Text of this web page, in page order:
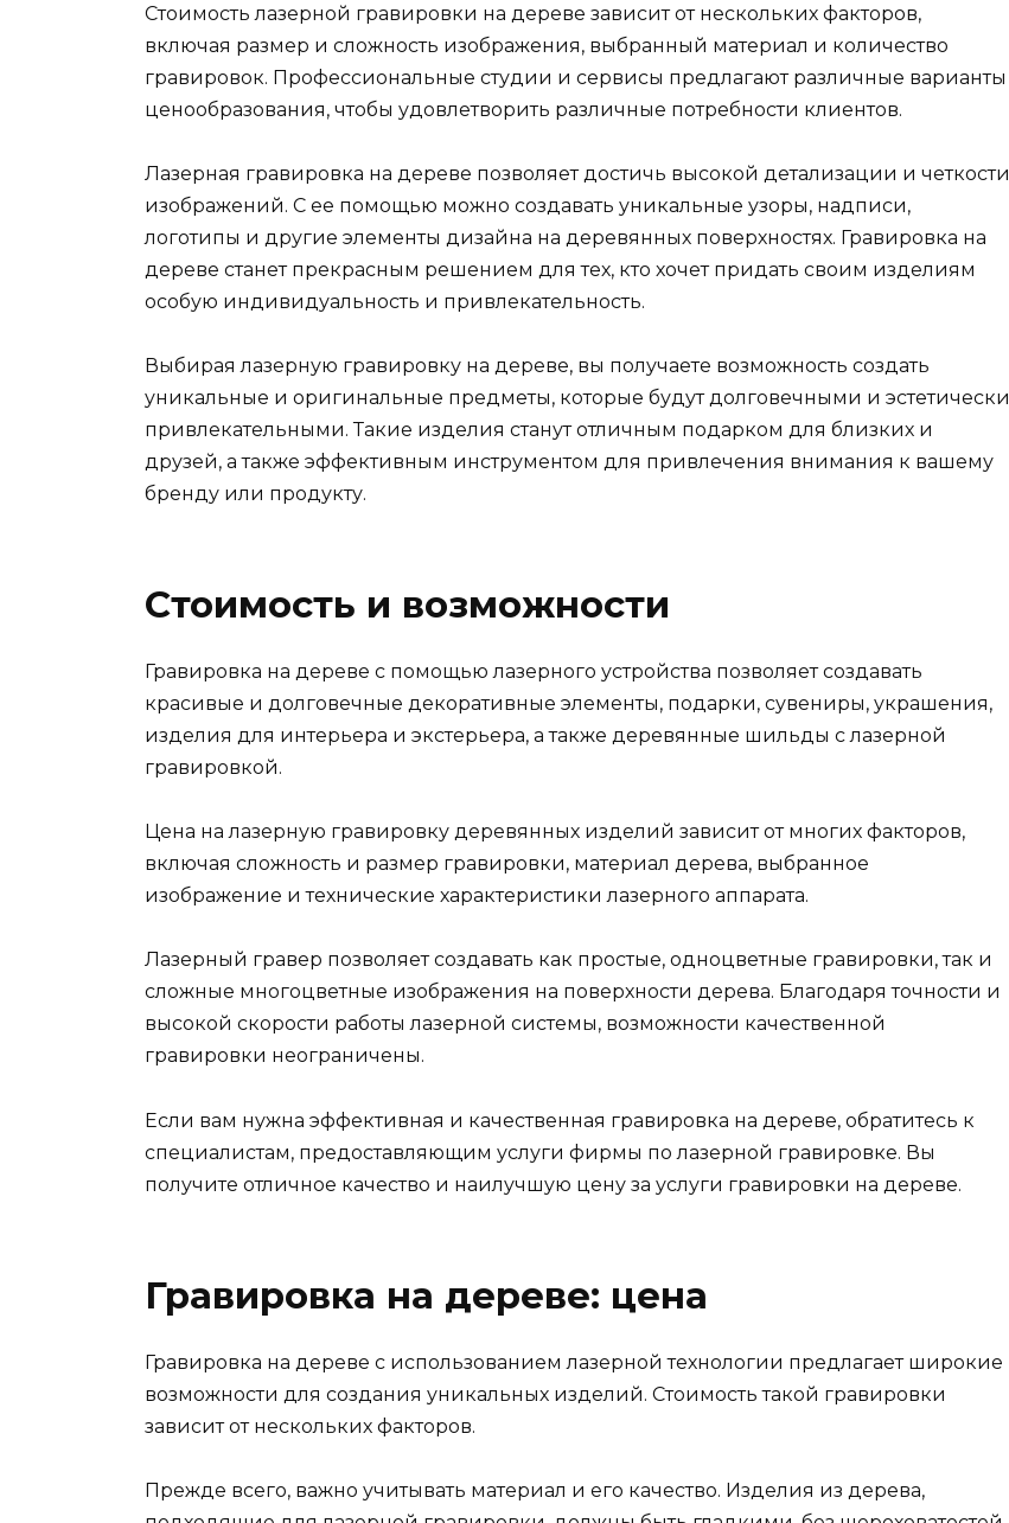
Стоимость лазерной гравировки на дереве зависит от нескольких факторов,
включая размер и сложность изображения, выбранный материал и количество
гравировок. Профессиональные студии и сервисы предлагают различные варианты
ценообразования, чтобы удовлетворить различные потребности клиентов.
Лазерная гравировка на дереве позволяет достичь высокой детализации и четкости
изображений. С ее помощью можно создавать уникальные узоры, надписи,
логотипы и другие элементы дизайна на деревянных поверхностях. Гравировка на
дереве станет прекрасным решением для тех, кто хочет придать своим изделиям
особую индивидуальность и привлекательность.
Выбирая лазерную гравировку на дереве, вы получаете возможность создать
уникальные и оригинальные предметы, которые будут долговечными и эстетически
привлекательными. Такие изделия станут отличным подарком для близких и
друзей, а также эффективным инструментом для привлечения внимания к вашему
бренду или продукту.
Стоимость и возможности
Гравировка на дереве с помощью лазерного устройства позволяет создавать
красивые и долговечные декоративные элементы, подарки, сувениры, украшения,
изделия для интерьера и экстерьера, а также деревянные шильды с лазерной
гравировкой.
Цена на лазерную гравировку деревянных изделий зависит от многих факторов,
включая сложность и размер гравировки, материал дерева, выбранное
изображение и технические характеристики лазерного аппарата.
Лазерный гравер позволяет создавать как простые, одноцветные гравировки, так и
сложные многоцветные изображения на поверхности дерева. Благодаря точности и
высокой скорости работы лазерной системы, возможности качественной
гравировки неограничены.
Если вам нужна эффективная и качественная гравировка на дереве, обратитесь к
специалистам, предоставляющим услуги фирмы по лазерной гравировке. Вы
получите отличное качество и наилучшую цену за услуги гравировки на дереве.
Гравировка на дереве: цена
Гравировка на дереве с использованием лазерной технологии предлагает широкие
возможности для создания уникальных изделий. Стоимость такой гравировки
зависит от нескольких факторов.
Прежде всего, важно учитывать материал и его качество. Изделия из дерева,